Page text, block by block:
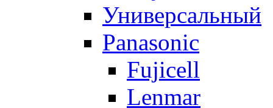
Универсальный
Panasonic
Fujicell
Lenmar